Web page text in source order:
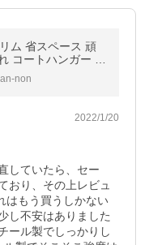
ム 省スペース 頑
コートハンガー 棚
MUHS-80BK SHS
non
2022/1/20
していたら、セー
おり、その上レビュ
はもう買うしかない
し不安はありました
ール製でしっかりし